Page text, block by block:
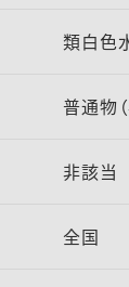
類白色
普通物
非該当
全国